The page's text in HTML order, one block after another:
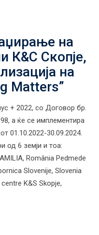
на
К&С Скопје,
на
Matters”
+ 2022, со Договор бр.
а ќе се имплементира
01.10.2022-30.09.2024.
од 6 земји и тоа:
România Pedmede
Slovenije, Slovenia
K&S Skopje,